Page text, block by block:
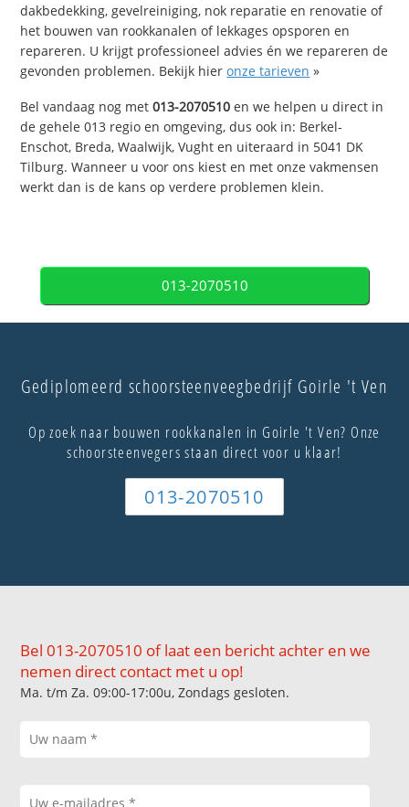
dakbedekking, gevelreiniging, nok reparatie en renovatie of
het bouwen van rookkanalen of lekkages opsporen en
repareren. U krijgt professioneel advies én we repareren de
gevonden problemen. Bekijk hieronze tarieven »
Bel vandaag nog met013-2070510 en we helpen u direct in
de gehele 013 regio en omgeving, dus ook in: Berkel-
Enschot, Breda, Waalwijk, Vught en uiteraard in 5041 DK
Tilburg. Wanneer u voor ons kiest en met onze vakmensen
werkt dan is de kans op verdere problemen klein.
013-2070510
Gediplomeerd schoorsteenveegbedrijf Goirle 't Ven
Op zoek naar bouwen rookkanalen in Goirle 't Ven? Onze
schoorsteenvegers staan direct voor u klaar!
013-2070510
Bel 013-2070510 of laat een bericht achter en we
nemen direct contact met u op!
Ma. t/m Za. 09:00-17:00u, Zondags gesloten.